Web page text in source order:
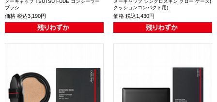
メーキャップ TSUTSU FUDE コンシーラー
ブラシ
価格 税込3,190円
メーキャップ シンクロスキン グロー ケース(
クッションコンパクト用)
価格 税込1,430円